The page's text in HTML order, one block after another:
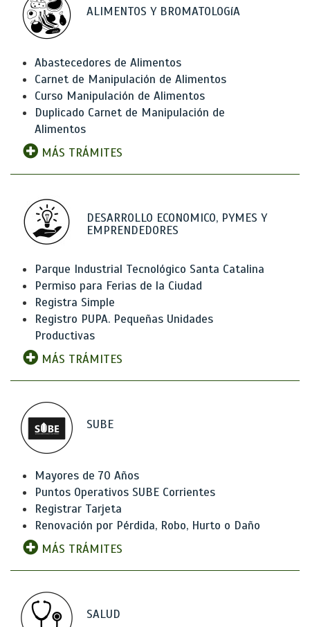
ALIMENTOS Y BROMATOLOGíA
Abastecedores de Alimentos
Carnet de Manipulación de Alimentos
Curso Manipulación de Alimentos
Duplicado Carnet de Manipulación de
Alimentos
MÁS TRÁMITES
DESARROLLO ECONOMICO, PYMES Y
EMPRENDEDORES
Parque Industrial Tecnológico Santa Catalina
Permiso para Ferias de la Ciudad
Registra Simple
Registro PUPA. Pequeñas Unidades
Productivas
MÁS TRÁMITES
SUBE
Mayores de 70 Años
Puntos Operativos SUBE Corrientes
Registrar Tarjeta
Renovación por Pérdida, Robo, Hurto o Daño
MÁS TRÁMITES
SALUD